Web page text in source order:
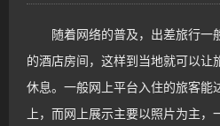
随着网络的普及，出差旅行一
的酒店房间，这样到当地就可以让
休息。一般网上平台入住的旅客能
上，而网上展示主要以照片为主